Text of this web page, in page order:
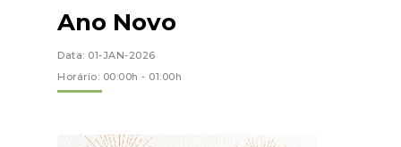
Ano Novo
Data: 01-JAN-2026
Horário: 00:00h - 01:00h